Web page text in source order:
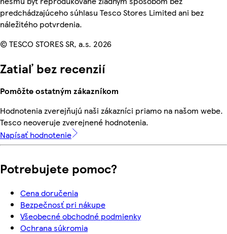
predchádzajúceho súhlasu Tesco Stores Limited ani bez
náležitého potvrdenia.
© TESCO STORES SR, a.s. 2026
Zatiaľ bez recenzií
Pomôžte ostatným zákazníkom
Hodnotenia zverejňujú naši zákazníci priamo na našom webe.
Tesco neoveruje zverejnené hodnotenia.
Napísať hodnotenie
Potrebujete pomoc?
Cena doručenia
Bezpečnosť pri nákupe
Všeobecné obchodné podmienky
Ochrana súkromia